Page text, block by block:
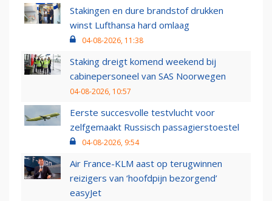
Stakingen en dure brandstof drukken
winst Lufthansa hard omlaag
04-08-2026, 11:38
Staking dreigt komend weekend bij
cabinepersoneel van SAS Noorwegen
04-08-2026, 10:57
Eerste succesvolle testvlucht voor
zelfgemaakt Russisch passagierstoestel
04-08-2026, 9:54
Air France-KLM aast op terugwinnen
reizigers van ‘hoofdpijn bezorgend’
easyJet